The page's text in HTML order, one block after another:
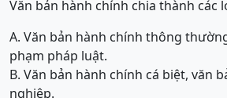
Văn bản hành chính chia thành các
A. Văn bản hành chính thông
phạm pháp luật.
B. Văn bản hành chính cá biệt, văn
nghiệp.